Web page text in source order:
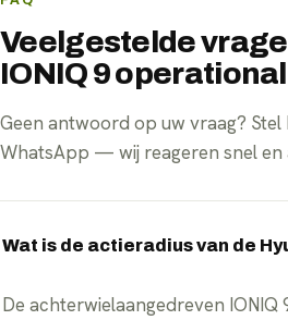
Veelgestelde
IONIQ 9
Geen antwoord op uw vraag? Stel
WhatsApp — wij reageren snel en
Wat is de actieradius van de
De achterwielaangedreven